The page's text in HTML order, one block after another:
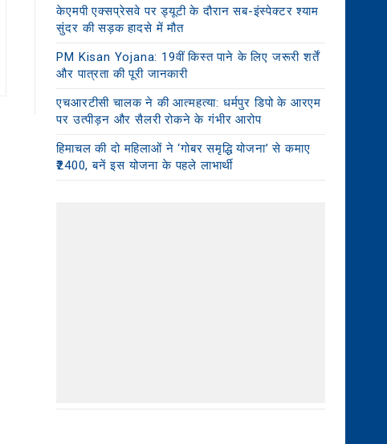
केएमपी एक्सप्रेसवे पर ड्यूटी के दौरान सब-इंस्पेक्टर श्याम
सुंदर की सड़क हादसे में मौत
PM Kisan Yojana: 19वीं किस्त पाने के लिए जरूरी शर्तें
और पात्रता की पूरी जानकारी
एचआरटीसी चालक ने की आत्महत्या: धर्मपुर डिपो के आरएम
पर उत्पीड़न और सैलरी रोकने के गंभीर आरोप
हिमाचल की दो महिलाओं ने ‘गोबर समृद्धि योजना’ से कमाए
₹2400, बनें इस योजना के पहले लाभार्थी